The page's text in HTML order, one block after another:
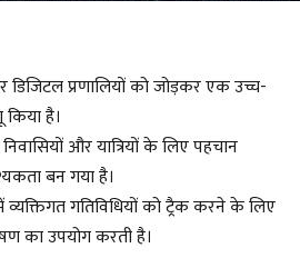
डिजिटल प्रणालियों को जोड़कर एक उच्च-
है।
और यात्रियों के लिए पहचान
बन गया है।
गतिविधियों को ट्रैक करने के लिए
का उपयोग करती है।